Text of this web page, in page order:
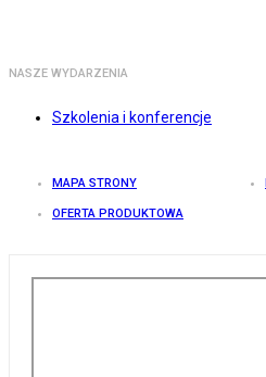
NASZE WYDARZENIA
Szkolenia i konferencje
MAPA STRONY
OFERTA PRODUKTOWA